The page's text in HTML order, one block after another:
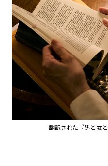
翻訳された『男と女